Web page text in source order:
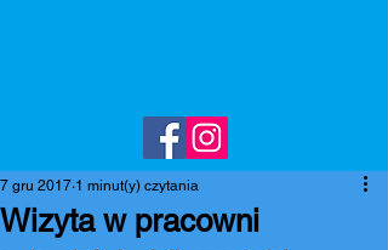
Wizyta w pracowni
7 gru 2017 1 minut(y) czytania